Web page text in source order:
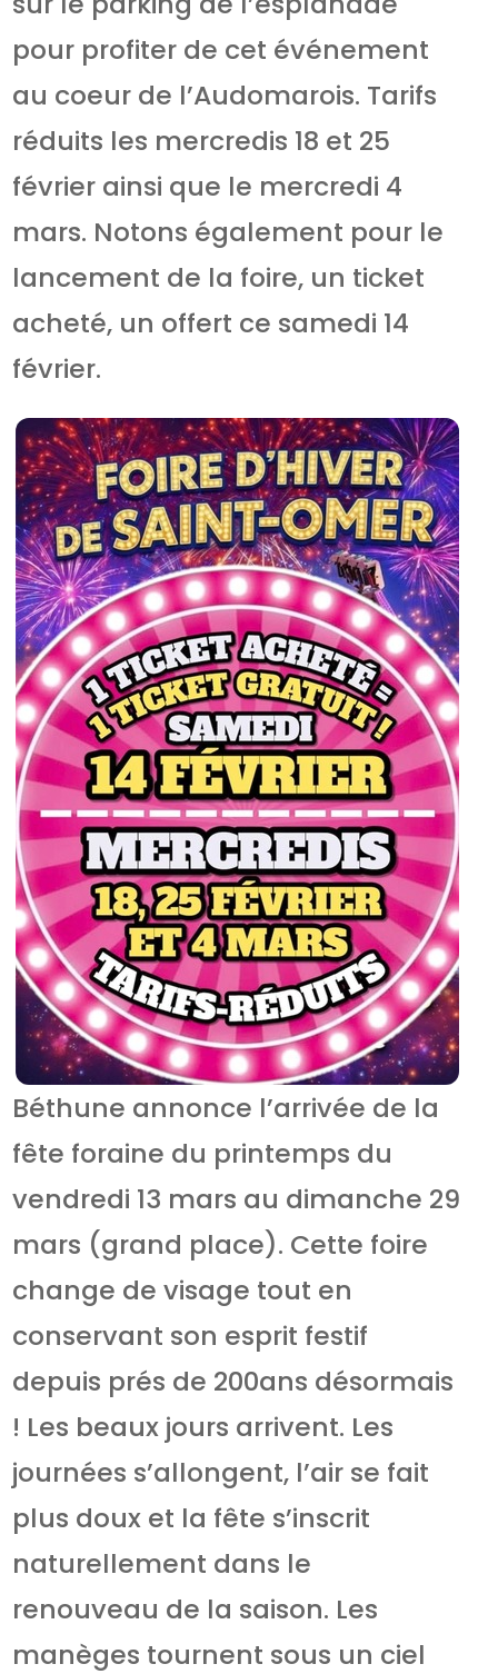
pour profiter de cet événement
au coeur de l’Audomarois. Tarifs
réduits les mercredis 18 et 25
février ainsi que le mercredi 4
mars. Notons également pour le
lancement de la foire, un ticket
acheté, un offert ce samedi 14
février.
Béthune annonce l’arrivée de la
fête foraine du printemps du
vendredi 13 mars au dimanche 29
mars (grand place). Cette foire
change de visage tout en
conservant son esprit festif
depuis prés de 200ans désormais
! Les beaux jours arrivent. Les
journées s’allongent, l’air se fait
plus doux et la fête s’inscrit
naturellement dans le
renouveau de la saison. Les
manèges tournent sous un ciel